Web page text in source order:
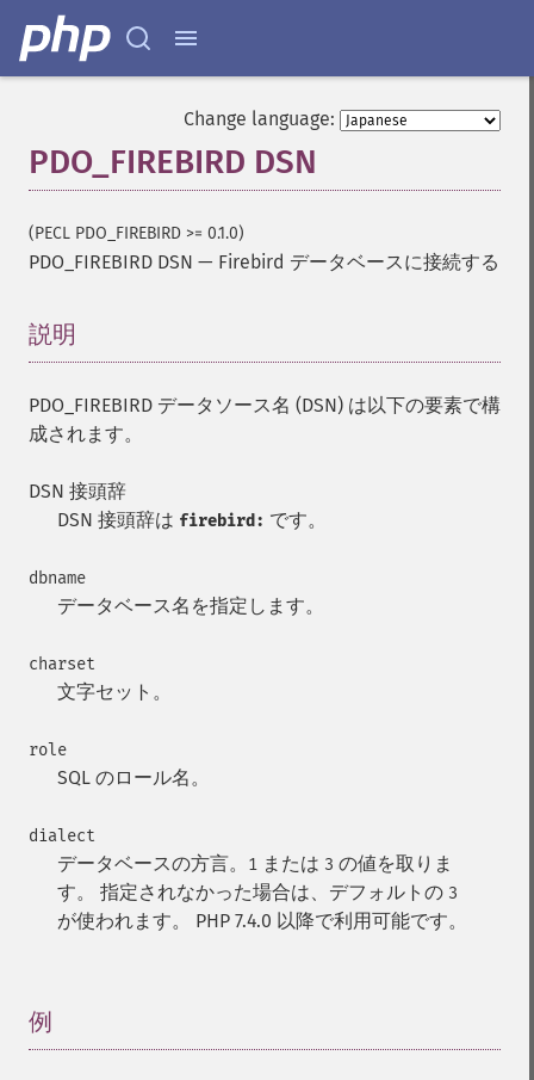
Change language:
PDO_FIREBIRD DSN
(PECL PDO_FIREBIRD >= 0.1.0)
PDO_FIREBIRD DSN — Firebird データベースに接続する
説明
PDO_FIREBIRD データソース名 (DSN) は以下の要素で構
成されます。
DSN 接頭辞
DSN 接頭辞は firebird: です。
dbname
データベース名を指定します。
charset
文字セット。
role
SQL のロール名。
dialect
データベースの方言。 1 または 3 の値を取りま
す。 指定されなかった場合は、デフォルトの 3
が使われます。 PHP 7.4.0 以降で利用可能です。
例